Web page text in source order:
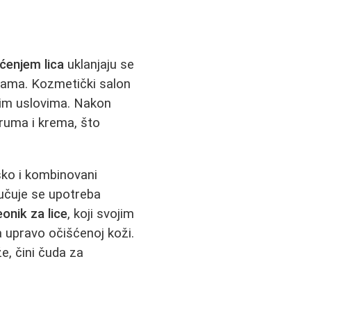
lica uklanjaju se
Kozmetički salon
uslovima. Nakon
i krema, što
i kombinovani
se upotreba
za lice, koji svojim
upravo očišćenoj koži.
čini čuda za